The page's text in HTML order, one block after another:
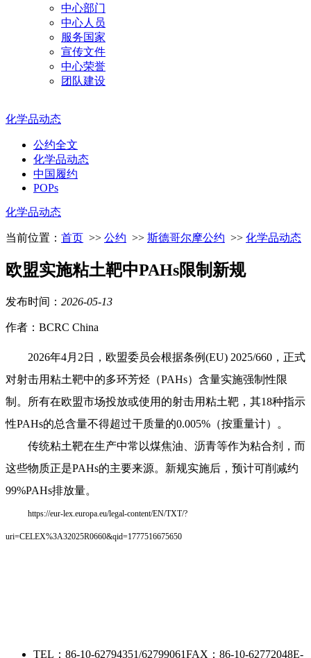
中心部门
中心人员
服务国家
宣传文件
中心荣誉
团队建设
化学品动态
公约全文
化学品动态
中国履约
POPs
化学品动态
当前位置： 首页 >> 公约 >> 斯德哥尔摩公约 >> 化学品动态
欧盟实施粘土靶中PAHs限制新规
发布时间： 2026-05-13
作者：BCRC China
2026年4月2日，欧盟委员会根据条例(EU) 2025/660，正式
对射击用粘土靶中的多环芳烃（PAHs）含量实施强制性限
制。所有在欧盟市场投放或使用的射击用粘土靶，其18种指示
性PAHs的总含量不得超过干质量的0.005%（按重量计）。
传统粘土靶在生产中常以煤焦油、沥青等作为粘合剂，而
这些物质正是PAHs的主要来源。新规实施后，预计可削减约
99%PAHs排放量。
https://eur-lex.europa.eu/legal-content/EN/TXT/?
uri=CELEX%3A32025R0660&qid=1777516675650
TEL：86-10-62794351/62799061FAX：86-10-62772048E-